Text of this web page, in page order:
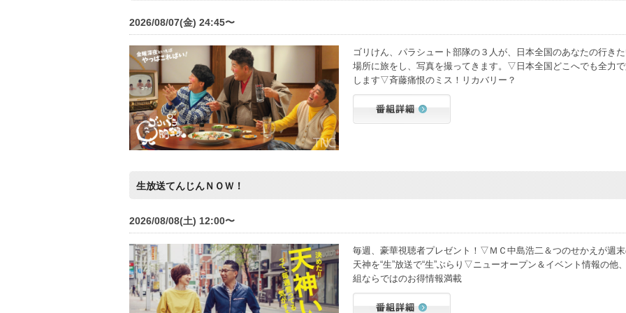
2026/08/07(金) 24:45〜
ゴリけん、パラシュート部隊の３人が、日本全国のあなたの行き
場所に旅をし、写真を撮ってきます。▽日本全国どこへでも全力
します▽斉藤痛恨のミス！リカバリー？
生放送てんじんＮＯＷ！
2026/08/08(土) 12:00〜
毎週、豪華視聴者プレゼント！▽ＭＣ中島浩二＆つのせかえが週
天神を“生”放送で“生”ぶらり▽ニューオープン＆イベント情報の他
組ならではのお得情報満載